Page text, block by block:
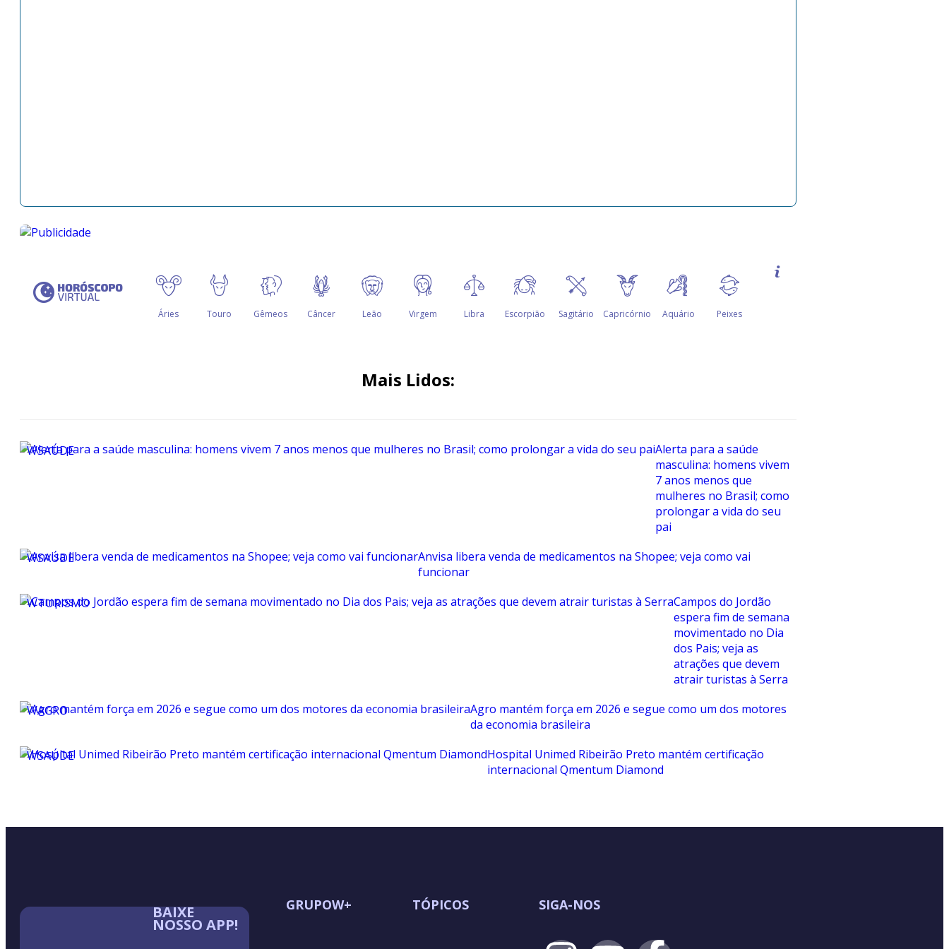
Mais Lidos:
WSAÚDE
Alerta para a saúde
masculina: homens vivem
7 anos menos que
mulheres no Brasil; como
prolongar a vida do seu
pai
WSAÚDE
Anvisa libera venda de medicamentos na Shopee; veja como vai
funcionar
WTURISMO
Campos do Jordão
espera fim de semana
movimentado no Dia
dos Pais; veja as
atrações que devem
atrair turistas à Serra
WAGRO
Agro mantém força em 2026 e segue como um dos motores
da economia brasileira
WSAÚDE
Hospital Unimed Ribeirão Preto mantém certificação
internacional Qmentum Diamond
BAIXE
NOSSO APP!
GRUPOW+ TÓPICOS SIGA-NOS